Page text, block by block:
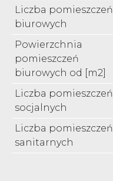
Liczba pomieszczeń
biurowych
Powierzchnia
pomieszczeń
biurowych od [m2]
Liczba pomieszczeń
socjalnych
Liczba pomieszczeń
sanitarnych